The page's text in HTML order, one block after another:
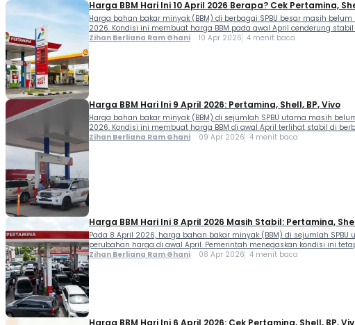
Harga BBM Hari Ini 10 April 2026 Berapa? Cek Pertamina,
Harga bahan bakar minyak (BBM) di berbagai SPBU besar masih
2026. Kondisi ini membuat harga BBM pada awal April cenderung
Zihan Berliana Ram Ghani 10 Apr 2026 4 menit baca
Harga BBM Hari Ini 9 April 2026: Pertamina, Shell, BP, Vivo
Harga bahan bakar minyak (BBM) di sejumlah SPBU utama masih
2026. Kondisi ini membuat harga BBM di awal April terlihat stabil di
Zihan Berliana Ram Ghani 09 Apr 2026 4 menit baca
Harga BBM Hari Ini 8 April 2026 Masih Stabil: Pertamina,
Pada 8 April 2026, harga bahan bakar minyak (BBM) di sejumlah
perubahan harga di awal April. Pemerintah menegaskan kondisi ini
Zihan Berliana Ram Ghani 08 Apr 2026 4 menit baca